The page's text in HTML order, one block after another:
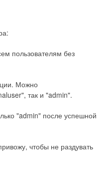
пользователям без
Можно
так и "admin".
"admin" после успешной
чтобы не раздувать